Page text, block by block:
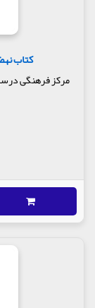
کتاب
مرکز فرهنگی